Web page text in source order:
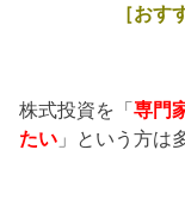
［おす
株式投資を「専門
たい 」という方は